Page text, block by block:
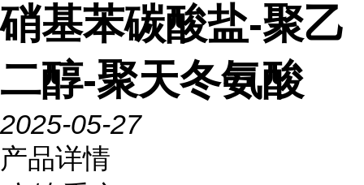
硝基苯碳酸盐-聚乙
二醇-聚天冬氨酸
2025-05-27
产品详情